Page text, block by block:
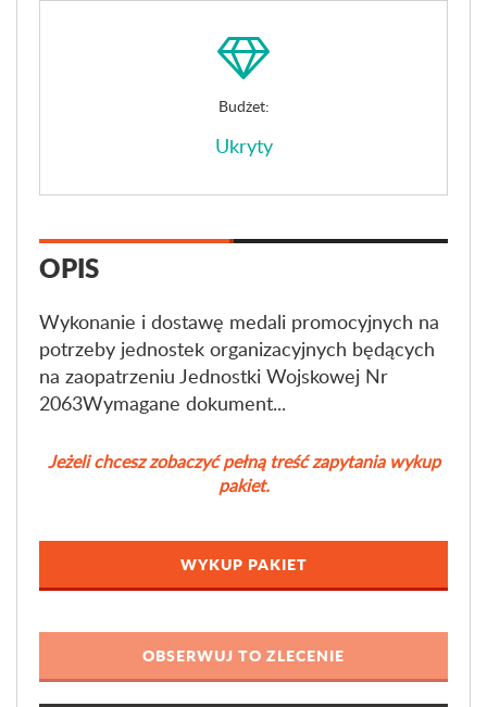
Budżet:
Ukryty
OPIS
Wykonanie i dostawę medali promocyjnych na
potrzeby jednostek organizacyjnych będących
na zaopatrzeniu Jednostki Wojskowej Nr
2063Wymagane dokument...
Jeżeli chcesz zobaczyć pełną treść zapytania wykup
pakiet.
WYKUP PAKIET